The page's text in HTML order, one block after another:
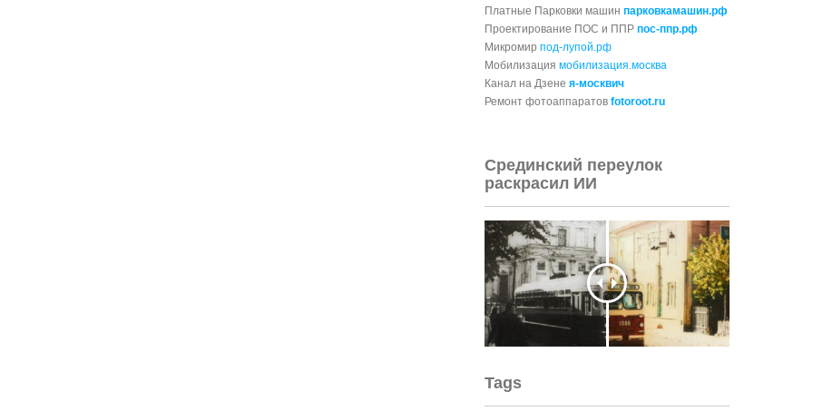
Платные Парковки машин парковкамашин.рф
Проектирование ПОС и ППР пос-ппр.рф
Микромир под-лупой.рф
Мобилизация мобилизация.москва
Канал на Дзене я-москвич
Ремонт фотоаппаратов fotoroot.ru
Срединский переулок
раскрасил ИИ
Tags